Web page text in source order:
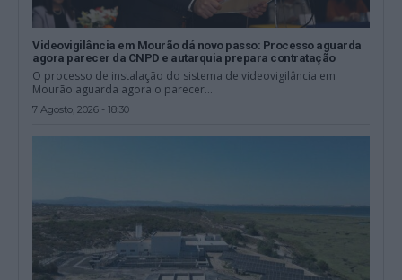
Videovigilância em Mourão dá novo passo: Processo aguarda
agora parecer da CNPD e autarquia prepara contratação
O processo de instalação do sistema de videovigilância em
Mourão aguarda agora o parecer...
7 Agosto, 2026 - 18:30